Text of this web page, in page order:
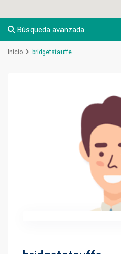
Búsqueda avanzada
Inicio bridgetstauffe